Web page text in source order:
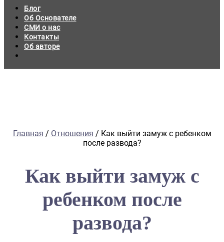
Блог
Об Основателе
СМИ о нас
Контакты
Об авторе
Главная / Отношения / Как выйти замуж с ребенком
после развода?
Как выйти замуж с
ребенком после
развода?